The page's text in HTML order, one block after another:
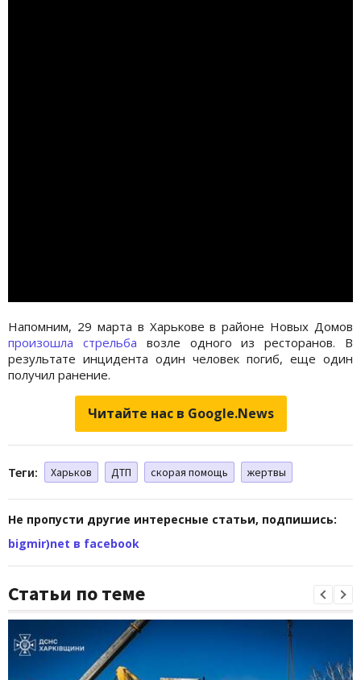
Напомним, 29 марта в Харькове в районе Новых Домов
произошла стрельба возле одного из ресторанов. В
результате инцидента один человек погиб, еще один
получил ранение.
Читайте нас в Google.News
Теги: Харьков ДТП скорая помощь жертвы
Не пропусти другие интересные статьи, подпишись:
bigmir)net в facebook
Статьи по теме